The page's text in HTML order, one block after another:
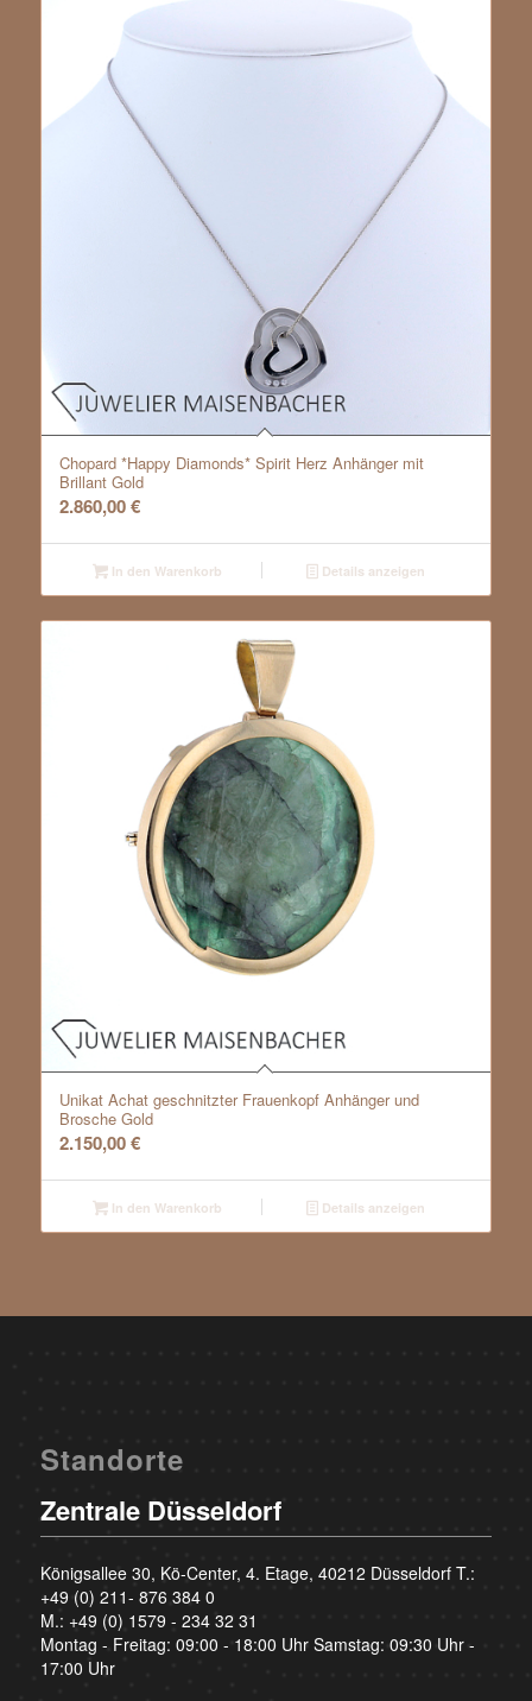
Chopard *Happy Diamonds* Spirit Herz Anhänger mit
Brillant Gold
2.860,00€
In den Warenkorb Details anzeigen
Unikat Achat geschnitzter Frauenkopf Anhänger und
Brosche Gold
2.150,00€
In den Warenkorb Details anzeigen
Standorte
Zentrale Düsseldorf
Königsallee 30, Kö-Center, 4. Etage, 40212 Düsseldorf T.:
+49 (0) 211- 876 384 0
M.: +49 (0) 1579 - 234 32 31
Montag - Freitag: 09:00 - 18:00 Uhr Samstag: 09:30 Uhr -
17:00 Uhr